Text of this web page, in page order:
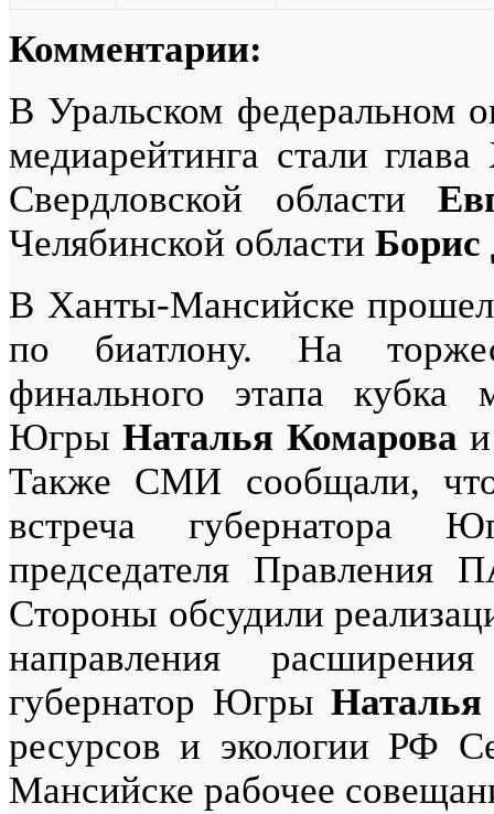
Комментарии:
В Уральском федеральном
медиарейтинга стали
Свердловской области
Челябинской области Борис
В Ханты-Мансийске
по биатлону. На
финального этапа кубка
ЮгрыНаталья Комарова
Также СМИ сообщали, что
встреча
председателя Правления
Стороны обсудили
направления
губернатор Югры
ресурсов и экологии РФ
Мансийске рабочее